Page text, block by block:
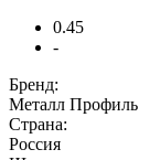
0.45
-
Бренд:
Металл Профиль
Страна:
Россия